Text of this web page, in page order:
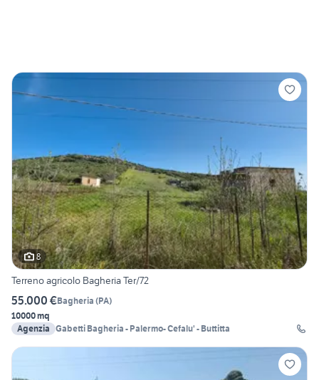
8
Terreno agricolo Bagheria Ter/72
55.000 €Bagheria (PA)
10000 mq
Agenzia Gabetti Bagheria - Palermo- Cefalu' - Buttitta